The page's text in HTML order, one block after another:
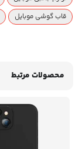
قاب گوشی موبایل
محصولات مرتبط